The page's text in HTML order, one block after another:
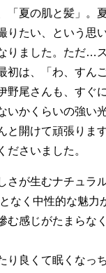
「夏の肌と髪」。
りたい、という思
りました。ただ…
初は、「わ、すん
野尾さんも、すぐ
いかくらいの強い
と開けて頑張りま
ださいました。
さが生むナチュラ
なく中性的な魅力
む感じがたまらな
り良くて眠くなっ